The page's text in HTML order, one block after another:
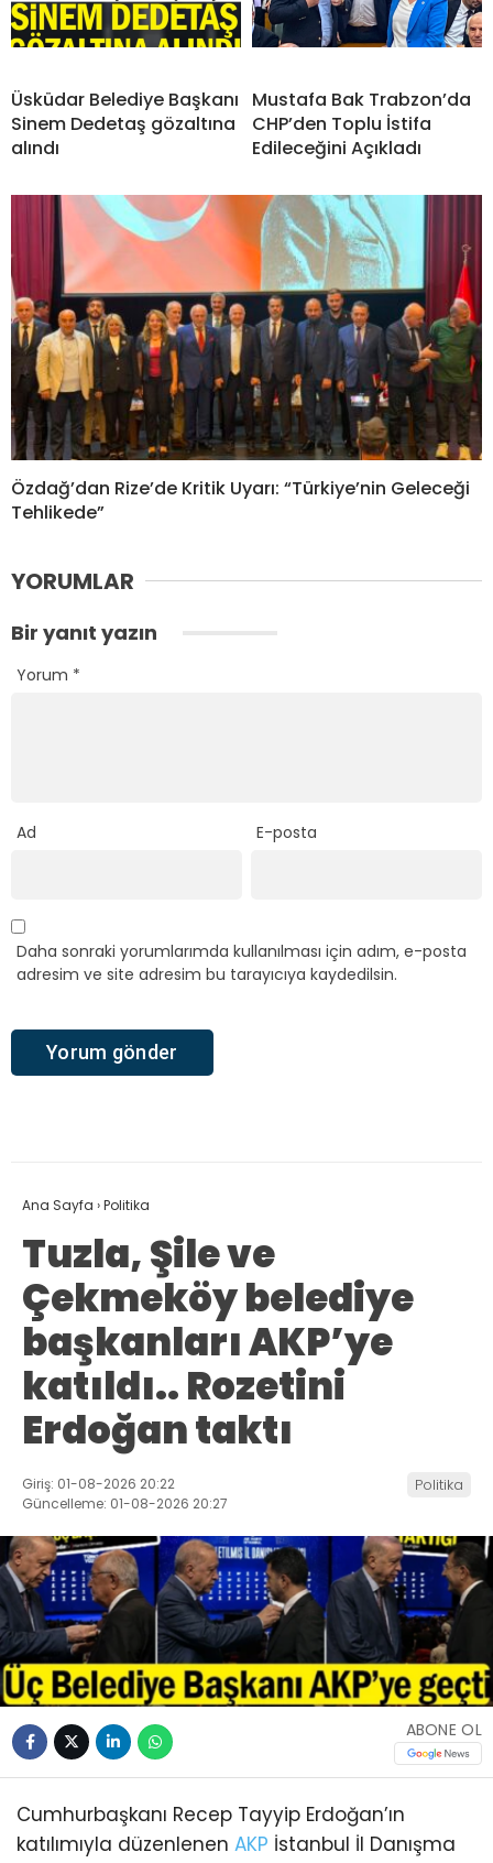
Üsküdar Belediye Başkanı
Sinem Dedetaş gözaltına
alındı
Mustafa Bak Trabzon’da
CHP’den Toplu İstifa
Edileceğini Açıkladı
Özdağ’dan Rize’de Kritik Uyarı: “Türkiye’nin Geleceği
Tehlikede”
YORUMLAR
Bir yanıt yazın
Yorum *
Ad E-posta
Daha sonraki yorumlarımda kullanılması için adım, e-posta
adresim ve site adresim bu tarayıcıya kaydedilsin.
Ana Sayfa ›Politika
Tuzla, Şile ve
Çekmeköy belediye
başkanları AKP’ye
katıldı.. Rozetini
Erdoğan taktı
Giriş: 01-08-2026 20:22
Güncelleme: 01-08-2026 20:27
Politika
ABONE OL
Cumhurbaşkanı Recep Tayyip Erdoğan’ın
katılımıyla düzenlenen AKP İstanbul İl Danışma